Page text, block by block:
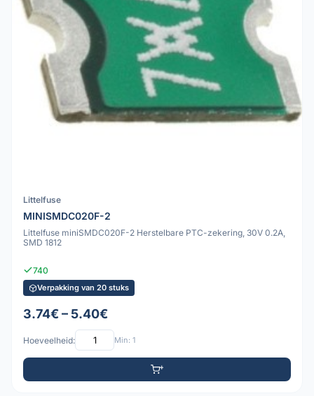
Littelfuse
MINISMDC020F-2
Littelfuse miniSMDC020F-2 Herstelbare PTC-zekering, 30V 0.2A,
SMD 1812
740
Verpakking van 20 stuks
3.74€ – 5.40€
Hoeveelheid: Min: 1